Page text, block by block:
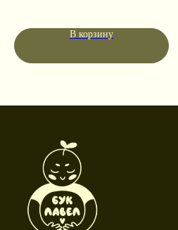
В корзину
Каталог
Новинки
Закладки
Дневники и трекеры
Отрывные блоки
Сб-вс: выходной
Социальные сети